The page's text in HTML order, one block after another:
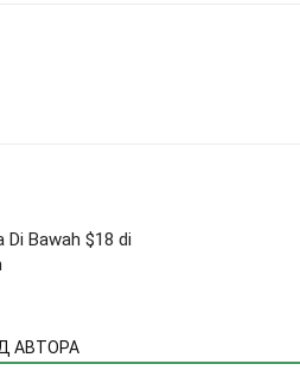
Di Bawah $18 di
АВТОРА